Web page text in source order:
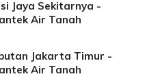
Jaya Sekitarnya -
Air Tanah
Jakarta Timur -
Air Tanah